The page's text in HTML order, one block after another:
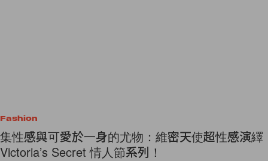
Fashion
集性感與可愛於一身的尤物：維密天使超性感演繹
Victoria’s Secret 情人節系列！